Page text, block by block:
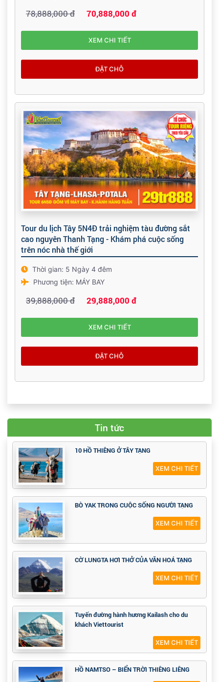
78,888,000 đ 70,888,000 đ
XEM CHI TIẾT
ĐẶT CHỖ
Tour du lịch Tây 5N4Đ trải nghiệm tàu đường sắt
cao nguyên Thanh Tạng - Khám phá cuộc sống
trên nóc nhà thế giới
Thời gian: 5 Ngày 4 đêm
Phương tiện: MÁY BAY
39,888,000 đ 29,888,000 đ
XEM CHI TIẾT
ĐẶT CHỖ
Tin tức
10 HỒ THIÊNG Ở TÂY TẠNG
XEM CHI TIẾT
BÒ YAK TRONG CUỘC SỐNG NGƯỜI TẠNG
XEM CHI TIẾT
CỜ LUNGTA HƠI THỞ CỦA VĂN HOÁ TẠNG
XEM CHI TIẾT
Tuyến đường hành hương Kailash cho du
khách Viettourist
XEM CHI TIẾT
HỒ NAMTSO – BIỂN TRỜI THIÊNG LIÊNG